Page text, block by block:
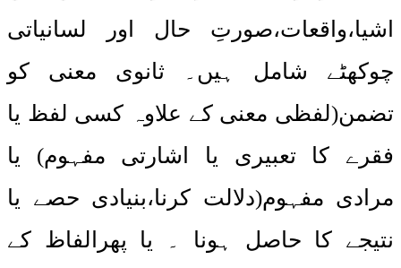
اشیا،واقعات،صورتِ حال اور لسانیاتی
چوکھٹے شامل ہیں۔ ثانوی معنی کو
تضمن(لفظی معنی کے علاوہ کسی لفظ یا
فقرے کا تعبیری یا اشارتی مفہوم) یا
مرادی مفہوم(دلالت کرنا،بنیادی حصے یا
نتیجے کا حاصل ہونا ۔ یا پھرالفاظ کے